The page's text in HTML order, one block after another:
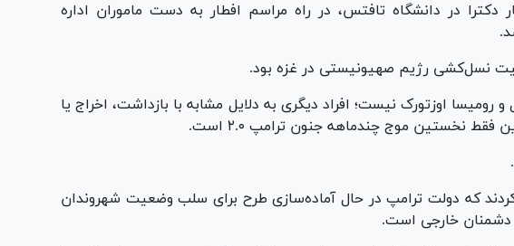
دکترا در دانشگاه تافتس، در راه مراسم افطار به دست ماموران اداره
نسل‌کشی رژیم صهیونیستی در غزه بود.
اوزتورک نیست؛ افراد دیگری به دلایل مشابه با بازداشت، اخراج یا
نخستین موج چندماهه جنون ترامپ ۲.۰ است.
که دولت ترامپ در حال آماده‌سازی طرح برای سلب وضعیت شهروندان
دشمنان خارجی است.